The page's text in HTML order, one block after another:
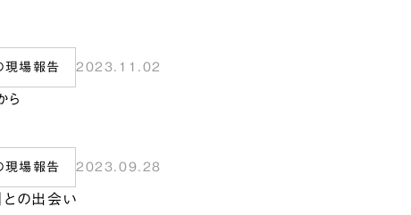
現場報告 2023.11.02
ら
現場報告 2023.09.28
との出会い